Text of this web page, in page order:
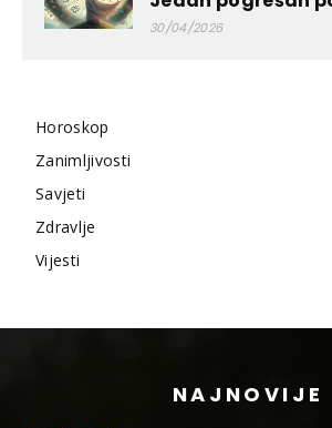
30/04/2026
Horoskop
Zanimljivosti
Savjeti
Zdravlje
Vijesti
NAJNOVIJE